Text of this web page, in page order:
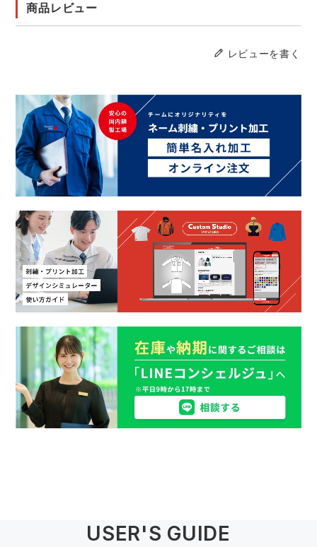
商品レビュー
レビューを書く
USER'S GUIDE